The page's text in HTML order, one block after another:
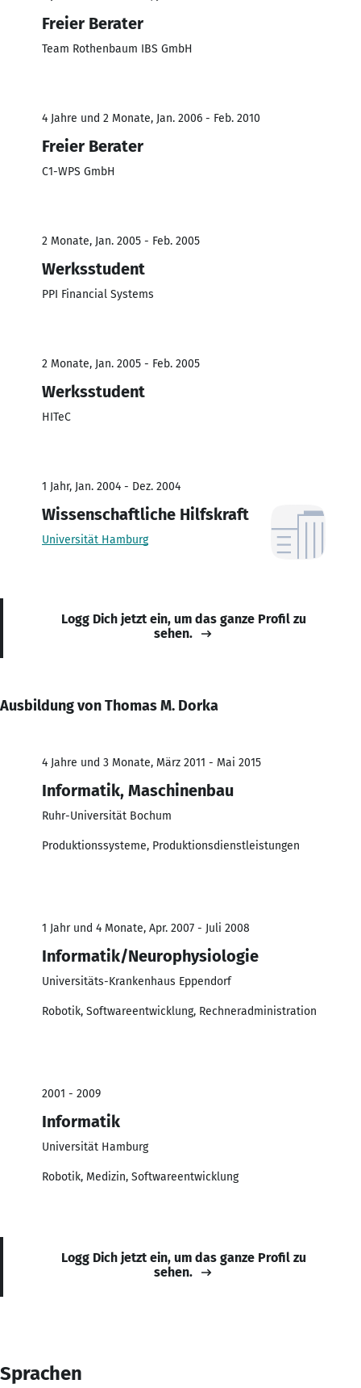
Freier Berater
Team Rothenbaum IBS GmbH
4 Jahre und 2 Monate, Jan. 2006 - Feb. 2010
Freier Berater
C1-WPS GmbH
2 Monate, Jan. 2005 - Feb. 2005
Werksstudent
PPI Financial Systems
2 Monate, Jan. 2005 - Feb. 2005
Werksstudent
HITeC
1 Jahr, Jan. 2004 - Dez. 2004
Wissenschaftliche Hilfskraft
Universität Hamburg
Logg Dich jetzt ein, um das ganze Profil zu
sehen.
Ausbildung von Thomas M. Dorka
4 Jahre und 3 Monate, März 2011 - Mai 2015
Informatik, Maschinenbau
Ruhr-Universität Bochum
Produktionssysteme, Produktionsdienstleistungen
1 Jahr und 4 Monate, Apr. 2007 - Juli 2008
Informatik/Neurophysiologie
Universitäts-Krankenhaus Eppendorf
Robotik, Softwareentwicklung, Rechneradministration
2001 - 2009
Informatik
Universität Hamburg
Robotik, Medizin, Softwareentwicklung
Logg Dich jetzt ein, um das ganze Profil zu
sehen.
Sprachen